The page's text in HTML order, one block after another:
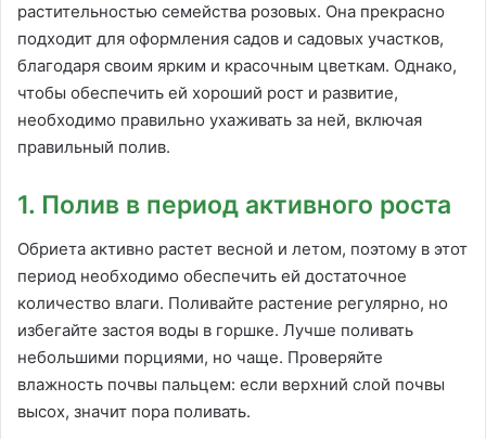
растительностью семейства розовых. Она прекрасно
подходит для оформления садов и садовых участков,
благодаря своим ярким и красочным цветкам. Однако,
чтобы обеспечить ей хороший рост и развитие,
необходимо правильно ухаживать за ней, включая
правильный полив.
1. Полив в период активного роста
Обриета активно растет весной и летом, поэтому в этот
период необходимо обеспечить ей достаточное
количество влаги. Поливайте растение регулярно, но
избегайте застоя воды в горшке. Лучше поливать
небольшими порциями, но чаще. Проверяйте
влажность почвы пальцем: если верхний слой почвы
высох, значит пора поливать.